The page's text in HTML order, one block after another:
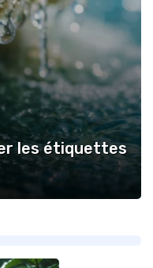
les étiquettes